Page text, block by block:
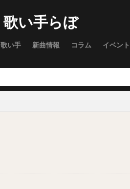
歌い手らぼ
歌い手 新曲情報 コラム イベント